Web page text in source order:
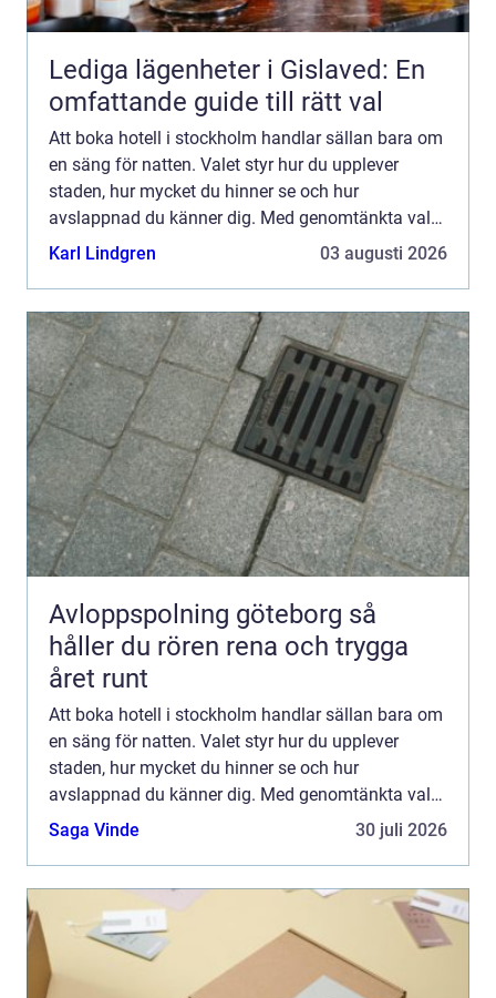
Lediga lägenheter i Gislaved: En
omfattande guide till rätt val
Att boka hotell i stockholm handlar sällan bara om
en säng för natten. Valet styr hur du upplever
staden, hur mycket du hinner se och hur
avslappnad du känner dig. Med genomtänkta val
kring läge, prisnivå och atmosfär går det att få en
Karl Lindgren 03 augusti 2026
Avloppspolning göteborg så
håller du rören rena och trygga
året runt
Att boka hotell i stockholm handlar sällan bara om
en säng för natten. Valet styr hur du upplever
staden, hur mycket du hinner se och hur
avslappnad du känner dig. Med genomtänkta val
kring läge, prisnivå och atmosfär går det att få en
Saga Vinde 30 juli 2026